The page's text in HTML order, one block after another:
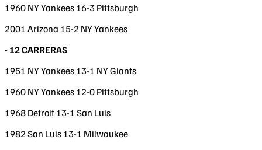
1960 NY Yankees 16-3 Pittsburgh
2001 Arizona 15-2 NY Yankees
- 12 CARRERAS
1951 NY Yankees 13-1 NY Giants
1960 NY Yankees 12-0 Pittsburgh
1968 Detroit 13-1 San Luis
1982 San Luis 13-1 Milwaukee